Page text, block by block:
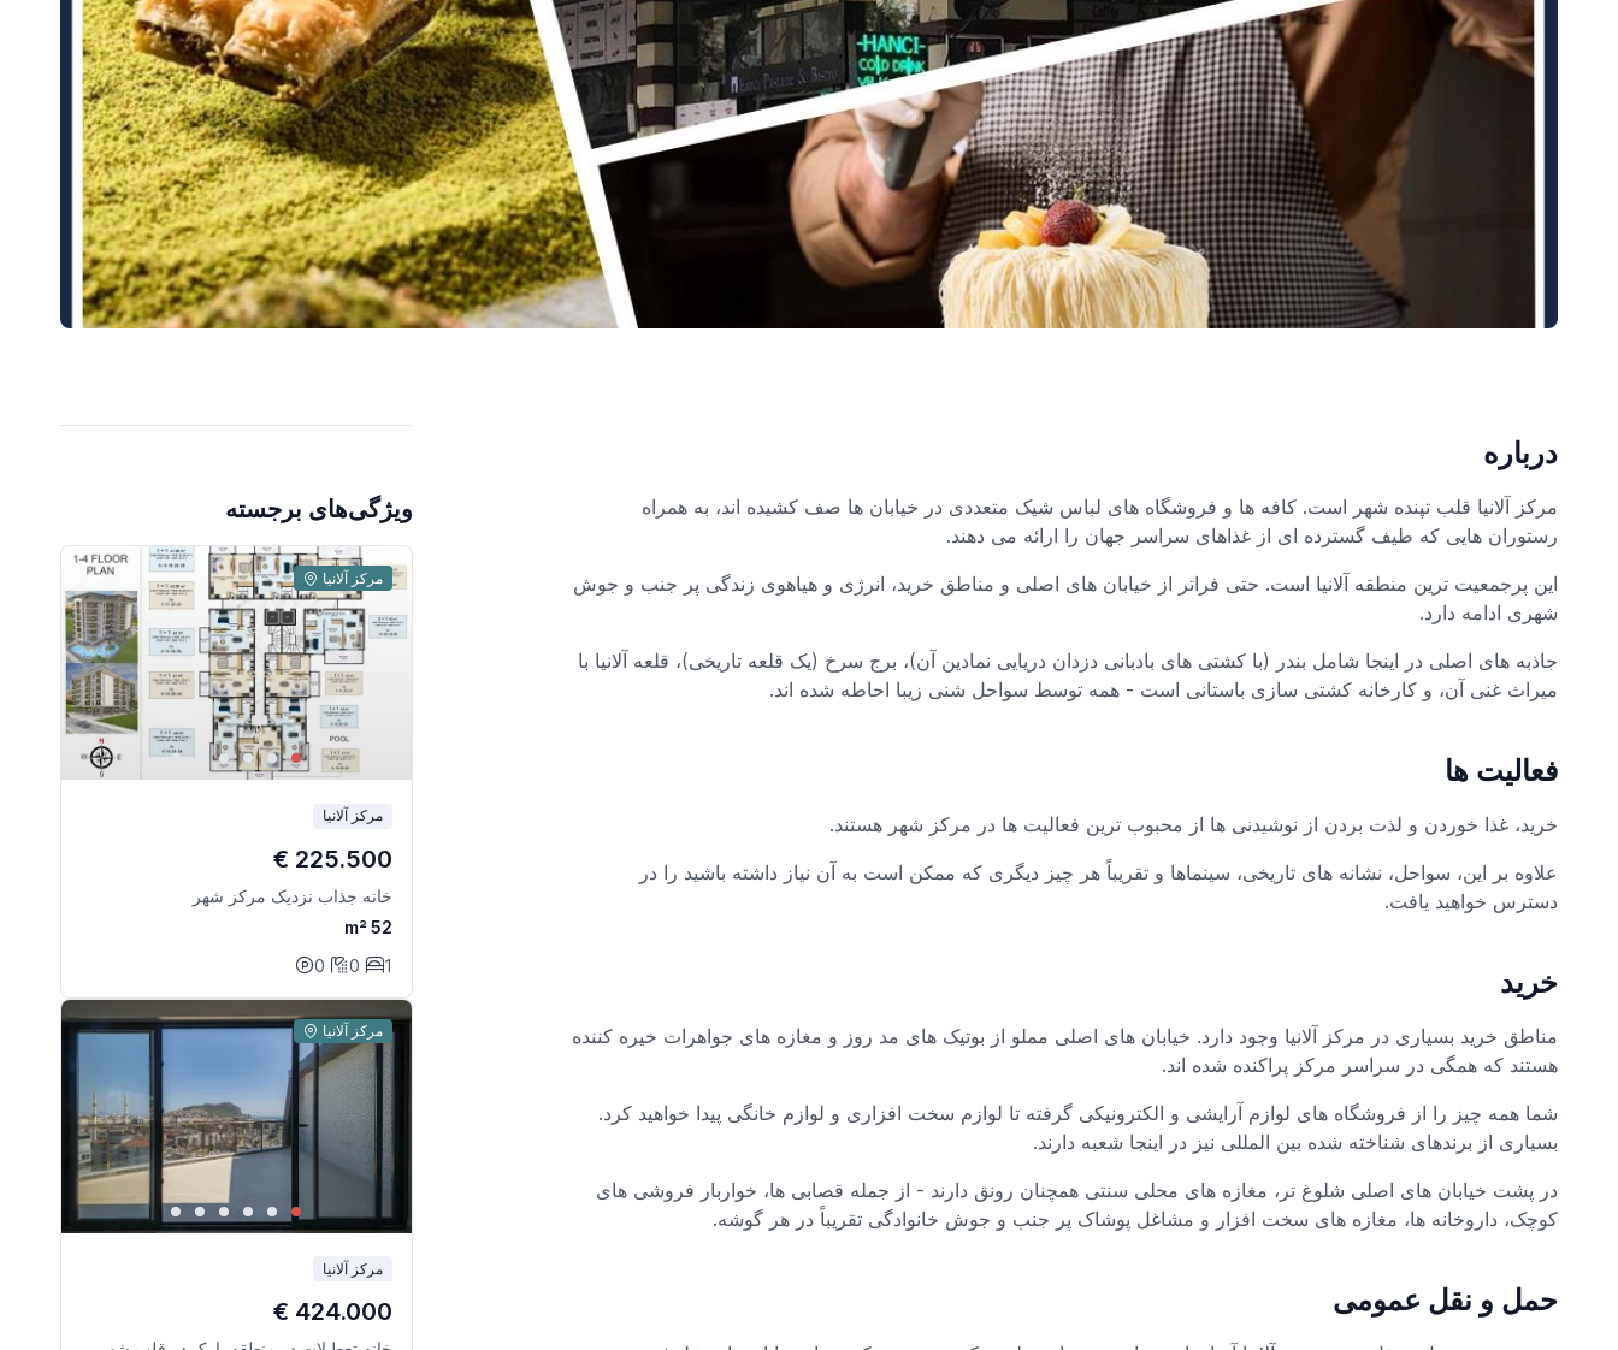
درباره
مرکز آلانیا قلب تپنده شهر است. کافه ها و فروشگاه های لباس شیک متعددی در خیابان ها صف کشیده اند، به همراه
رستوران هایی که طیف گسترده ای از غذاهای سراسر جهان را ارائه می دهند.
این پرجمعیت ترین منطقه آلانیا است. حتی فراتر از خیابان های اصلی و مناطق خرید، انرژی و هیاهوی زندگی پر جنب و جوش
شهری ادامه دارد.
جاذبه های اصلی در اینجا شامل بندر (با کشتی های بادبانی دزدان دریایی نمادین آن)، برج سرخ (یک قلعه تاریخی)، قلعه آلانیا با
میراث غنی آن، و کارخانه کشتی سازی باستانی است - همه توسط سواحل شنی زیبا احاطه شده اند.
فعالیت ها
خرید، غذا خوردن و لذت بردن از نوشیدنی ها از محبوب ترین فعالیت ها در مرکز شهر هستند.
علاوه بر این، سواحل، نشانه های تاریخی، سینماها و تقریباً هر چیز دیگری که ممکن است به آن نیاز داشته باشید را در
دسترس خواهید یافت.
خرید
مناطق خرید بسیاری در مرکز آلانیا وجود دارد. خیابان های اصلی مملو از بوتیک های مد روز و مغازه های جواهرات خیره کننده
هستند که همگی در سراسر مرکز پراکنده شده اند.
شما همه چیز را از فروشگاه های لوازم آرایشی و الکترونیکی گرفته تا لوازم سخت افزاری و لوازم خانگی پیدا خواهید کرد.
بسیاری از برندهای شناخته شده بین المللی نیز در اینجا شعبه دارند.
در پشت خیابان های اصلی شلوغ تر، مغازه های محلی سنتی همچنان رونق دارند - از جمله قصابی ها، خواربار فروشی های
کوچک، داروخانه ها، مغازه های سخت افزار و مشاغل پوشاک پر جنب و جوش خانوادگی تقریباً در هر گوشه.
حمل و نقل عمومی
ویژگی‌های برجسته
مرکز آلانیا
مرکز آلانیا
225.500 €
خانه جذاب نزدیک مرکز شهر
52 m²
1
0
0
مرکز آلانیا
مرکز آلانیا
424.000 €